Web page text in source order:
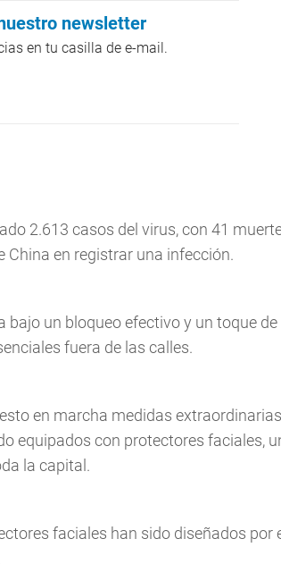
newsletter
en tu casilla de e-mail.
2.613 casos del virus, con 41
China en registrar una infección.
bajo un bloqueo efectivo y un toque
fuera de las calles.
en marcha medidas
equipados con protectores faciales,
la capital.
faciales han sido diseñados por